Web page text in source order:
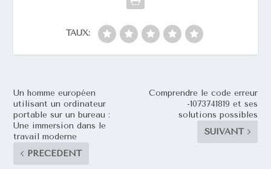
TAUX:
Un homme européen
utilisant un ordinateur
portable sur un bureau :
Une immersion dans le
travail moderne
PRÉCÉDENT
Comprendre le code erreur
-1073741819​ et ses
solutions possibles
SUIVANT